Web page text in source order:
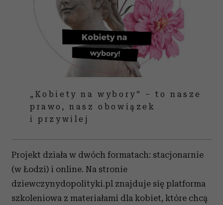
„Kobiety na wybory” – to nasze
prawo, nasz obowiązek
i przywilej
Projekt działa w dwóch formatach: stacjonarnie
(w Łodzi) i online. Na stronie
dziewczynydopolityki.pl znajduje się platforma
szkoleniowa z materiałami dla kobiet, które chcą